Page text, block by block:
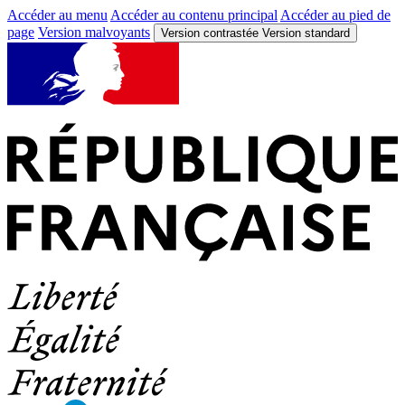
Accéder au menu Accéder au contenu principal Accéder au pied de
page Version malvoyants Version contrastée Version standard